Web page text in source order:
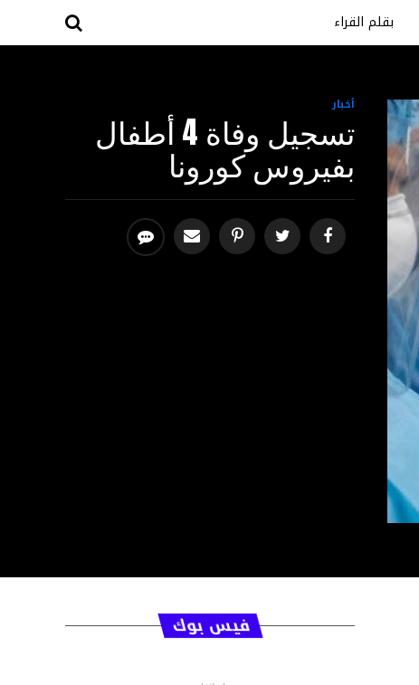
بقلم القراء
أخبار
تسجيل وفاة 4 أطفال
بفيروس كورونا
فيس بوك